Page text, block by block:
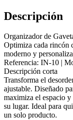
Descripción
Organizador de
Optimiza cada rincón
moderno y
Referencia: IN-10 |
Descripción corta
Transforma el
ajustable. Diseñado
maximiza el espacio
su lugar. Ideal para
un solo producto.